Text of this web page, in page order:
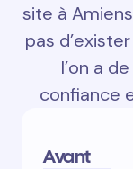
site à
pas
l’on a
confiance
Avant